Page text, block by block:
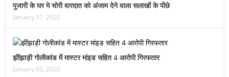
पुजारी के घर मे चोरी वारदात को अंजाम देने वाला सलाखों के पीछे
January 17, 2020
झींझाड़ी गोलीकांड में मास्टर मांइड सहित 4 आरोपी गिरफतार
January 03, 2020